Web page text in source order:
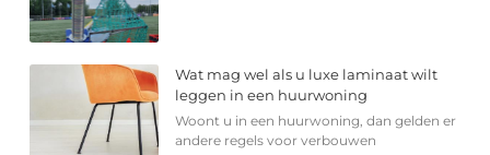
Wat mag wel als u luxe laminaat wilt
leggen in een huurwoning
Woont u in een huurwoning, dan gelden er
andere regels voor verbouwen